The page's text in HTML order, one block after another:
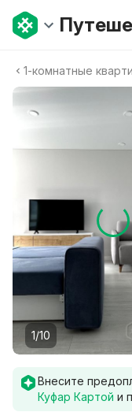
1-комнатные
1/10
Внесите
Куфар Картой и